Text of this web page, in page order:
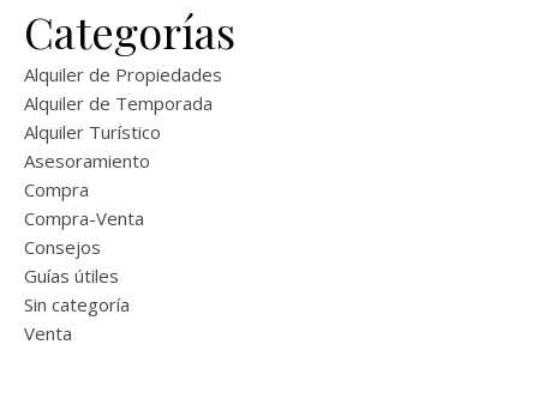
Categorías
Alquiler de Propiedades
Alquiler de Temporada
Alquiler Turístico
Asesoramiento
Compra
Compra-Venta
Consejos
Guías útiles
Sin categoría
Venta